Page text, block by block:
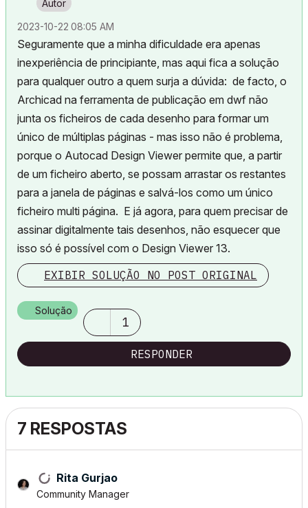
‎2023-10-22 08:05 AM
Seguramente que a minha dificuldade era apenas
inexperiência de principiante, mas aqui fica a solução
para qualquer outro a quem surja a dúvida: de facto, o
Archicad na ferramenta de publicação em dwf não
junta os ficheiros de cada desenho para formar um
único de múltiplas páginas - mas isso não é problema,
porque o Autocad Design Viewer permite que, a partir
de um ficheiro aberto, se possam arrastar os restantes
para a janela de páginas e salvá-los como um único
ficheiro multi página. E já agora, para quem precisar de
assinar digitalmente tais desenhos, não esquecer que
isso só é possível com o Design Viewer 13.
EXIBIR SOLUÇÃO NO POST ORIGINAL
Solução
1
RESPONDER
7 RESPOSTAS
Rita Gurjao
Community Manager